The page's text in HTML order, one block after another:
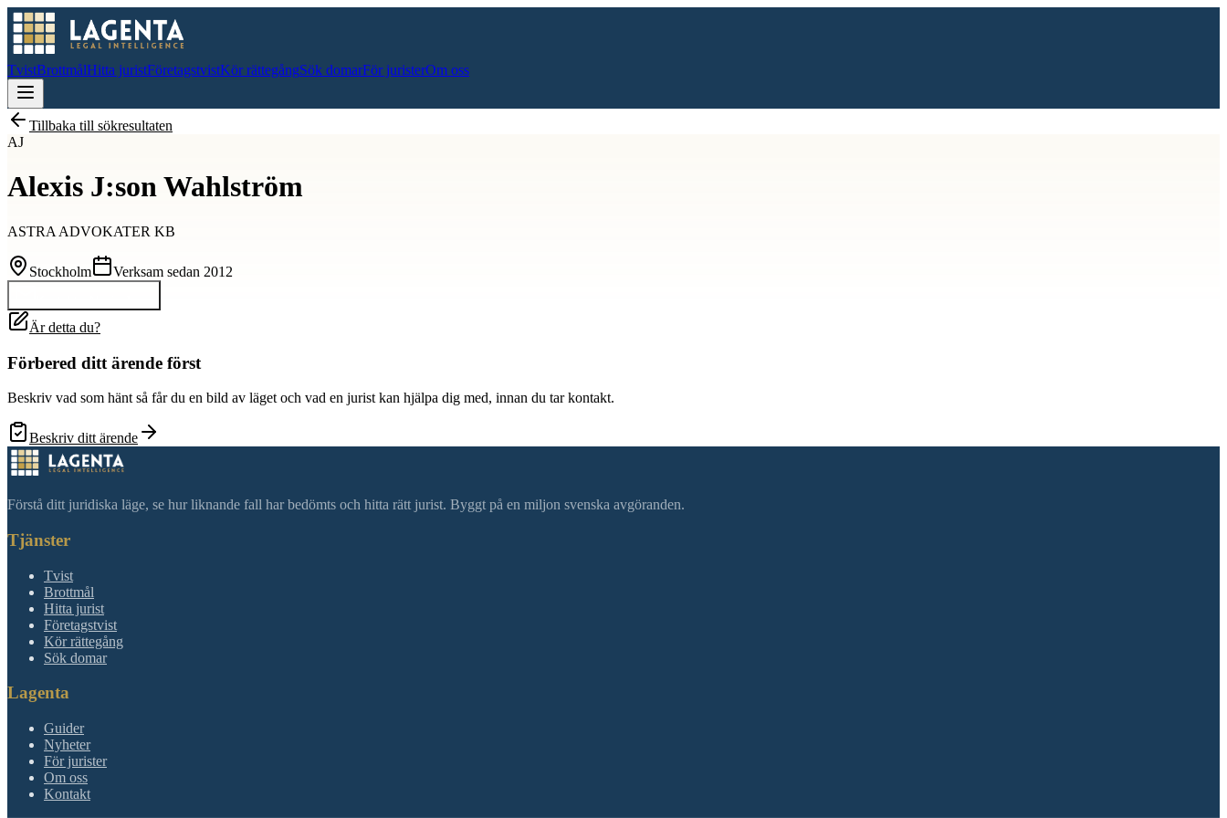
TvistBrottmålHitta juristFöretagstvistKör rättegångSök domarFör juristerOm oss
Tillbaka till sökresultaten
AJ
Alexis J:son Wahlström
ASTRA ADVOKATER KB
Stockholm Verksam sedan 2012
Är detta du?
Förbered ditt ärende först
Beskriv vad som hänt så får du en bild av läget och vad en jurist kan hjälpa dig med, innan du tar kontakt.
Beskriv ditt ärende
Förstå ditt juridiska läge, se hur liknande fall har bedömts och hitta rätt jurist. Byggt på en miljon svenska avgöranden.
Tjänster
Tvist
Brottmål
Hitta jurist
Företagstvist
Kör rättegång
Sök domar
Lagenta
Guider
Nyheter
För jurister
Om oss
Kontakt